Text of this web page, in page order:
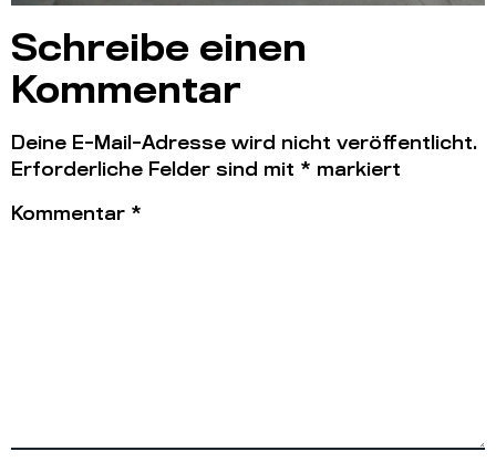
Schreibe einen
Kommentar
Deine E-Mail-Adresse wird nicht veröffentlicht.
Erforderliche Felder sind mit * markiert
Kommentar *